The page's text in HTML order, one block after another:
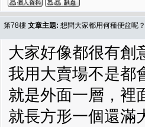
第78樓 文章主題: 想問大家都用何種便盆呢？
大家好像都很有
我用大賣場不是都
就是外面一層，裡
就長方形一個還